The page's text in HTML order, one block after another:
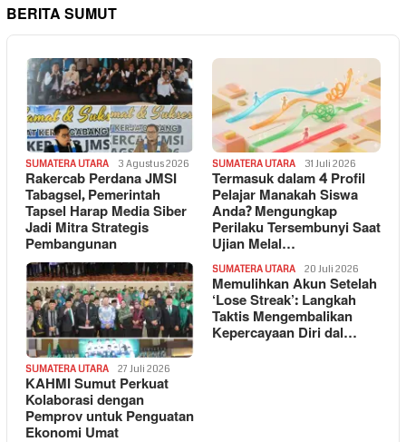
BERITA SUMUT
SUMATERA UTARA 3 Agustus 2026
Rakercab Perdana JMSI
Tabagsel, Pemerintah
Tapsel Harap Media Siber
Jadi Mitra Strategis
Pembangunan
SUMATERA UTARA 31 Juli 2026
Termasuk dalam 4 Profil
Pelajar Manakah Siswa
Anda? Mengungkap
Perilaku Tersembunyi Saat
Ujian Melal…
SUMATERA UTARA 27 Juli 2026
KAHMI Sumut Perkuat
Kolaborasi dengan
Pemprov untuk Penguatan
Ekonomi Umat
SUMATERA UTARA 20 Juli 2026
Memulihkan Akun Setelah
‘Lose Streak’: Langkah
Taktis Mengembalikan
Kepercayaan Diri dal…